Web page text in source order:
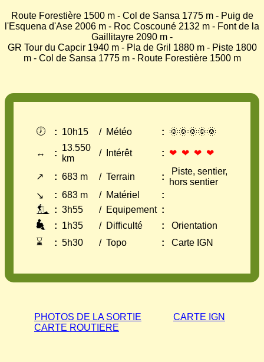
Route Forestière 1500 m - Col de Sansa 1775 m - Puig de
l'Esquena d'Ase 2006 m - Roc Coscouné 2132 m - Font de la
Gaillitayre 2090 m -
GR Tour du Capcir 1940 m - Pla de Gril 1880 m - Piste 1800
m - Col de Sansa 1775 m - Route Forestière 1500 m
🕖 : 10h15 / Météo : 🌞🌞🌞🌞🌞
↔ :
13.550
km
/ Intérêt : ❤ ❤ ❤ ❤
↗ : 683 m / Terrain :
Piste, sentier,
hors sentier
↘
: 683 m / Matériel
:
: 3h55 / Equipement :
: 1h35 / Difficulté :
Orientation
⌛
: 5h30 / Topo : Carte IGN
PHOTOS DE LA SORTIE
CARTE IGN
CARTE ROUTIERE